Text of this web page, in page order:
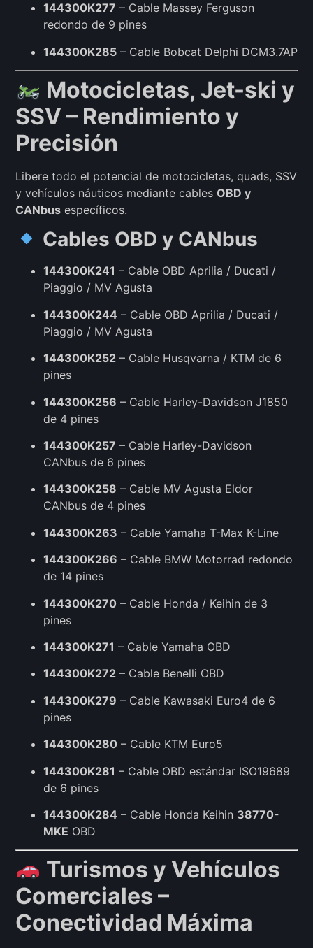
144300K277 – Cable Massey Ferguson
redondo de 9 pines
144300K285 – Cable Bobcat Delphi DCM3.7AP
Motocicletas, Jet-ski y
SSV – Rendimiento y
Precisión
Libere todo el potencial de motocicletas, quads, SSV
y vehículos náuticos mediante cables OBD y
CANbus específicos.
Cables OBD y CANbus
144300K241 – Cable OBD Aprilia / Ducati /
Piaggio / MV Agusta
144300K244 – Cable OBD Aprilia / Ducati /
Piaggio / MV Agusta
144300K252 – Cable Husqvarna / KTM de 6
pines
144300K256 – Cable Harley-Davidson J1850
de 4 pines
144300K257 – Cable Harley-Davidson
CANbus de 6 pines
144300K258 – Cable MV Agusta Eldor
CANbus de 4 pines
144300K263 – Cable Yamaha T-Max K-Line
144300K266 – Cable BMW Motorrad redondo
de 14 pines
144300K270 – Cable Honda / Keihin de 3
pines
144300K271 – Cable Yamaha OBD
144300K272 – Cable Benelli OBD
144300K279 – Cable Kawasaki Euro4 de 6
pines
144300K280 – Cable KTM Euro5
144300K281 – Cable OBD estándar ISO19689
de 6 pines
144300K284 – Cable Honda Keihin 38770-
MKE OBD
Turismos y Vehículos
Comerciales –
Conectividad Máxima